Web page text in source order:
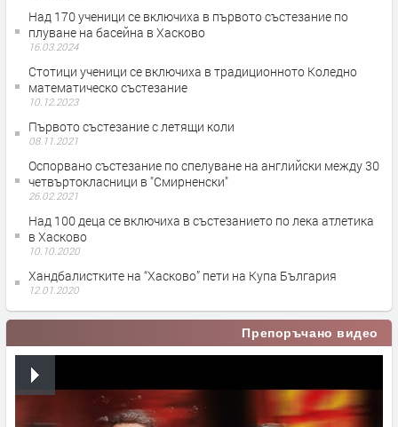
Над 170 ученици се включиха в първото състезание по
плуване на басейна в Хасково
16.03.2024
Стотици ученици се включиха в традиционното Коледно
математическо състезание
10.12.2023
Първото състезание с летящи коли
08.11.2021
Оспорвано състезание по спелуване на английски между 30
четвъртокласници в "Смирненски"
26.02.2021
Над 100 деца се включиха в състезанието по лека атлетика
в Хасково
10.10.2020
Хандбалистките на “Хасково” пети на Купа България
12.01.2020
Препоръчано видео